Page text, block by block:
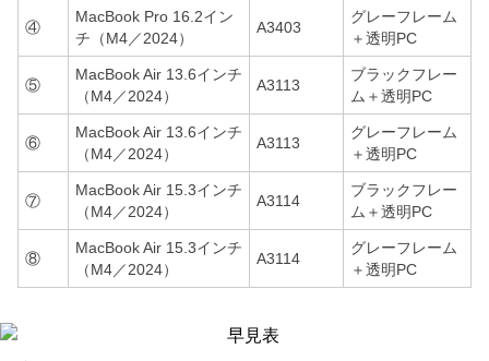
④
MacBook Pro 16.2イン
チ（M4／2024）
A3403
グレーフレーム
＋透明PC
⑤
MacBook Air 13.6インチ
（M4／2024）
A3113
ブラックフレー
ム＋透明PC
⑥
MacBook Air 13.6インチ
（M4／2024）
A3113
グレーフレーム
＋透明PC
⑦
MacBook Air 15.3インチ
（M4／2024）
A3114
ブラックフレー
ム＋透明PC
⑧
MacBook Air 15.3インチ
（M4／2024）
A3114
グレーフレーム
＋透明PC